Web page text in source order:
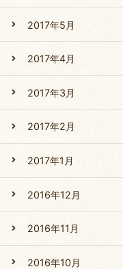
2017年5月
2017年4月
2017年3月
2017年2月
2017年1月
2016年12月
2016年11月
2016年10月